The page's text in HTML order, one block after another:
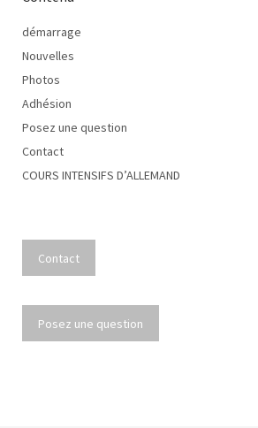
démarrage
Nouvelles
Photos
Adhésion
Posez une question
Contact
COURS INTENSIFS D’ALLEMAND
Contact
Posez une question